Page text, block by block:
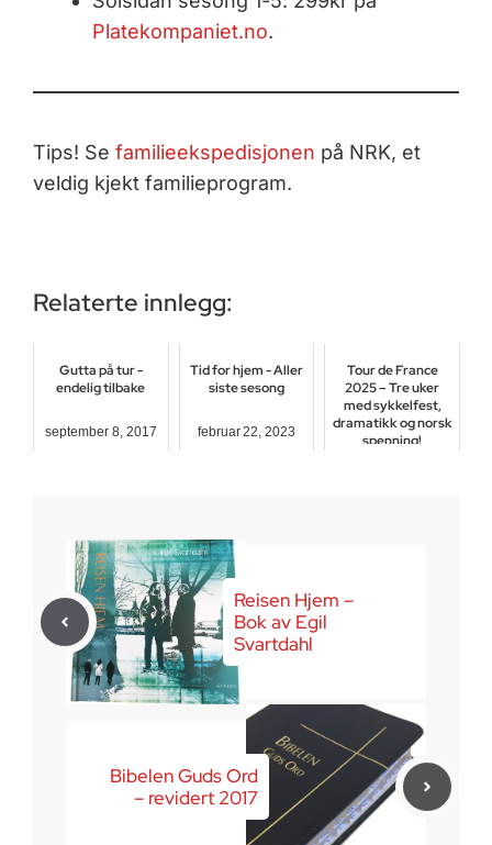
Platekompaniet.no.
Tips! Se familieekspedisjonen på NRK, et
veldig kjekt familieprogram.
Relaterte innlegg:
Gutta på tur -
endelig tilbake
september 8, 2017
Tid for hjem - Aller
siste sesong
februar 22, 2023
Tour de France
2025 – Tre uker
med sykkelfest,
dramatikk og norsk
spenning!
Reisen Hjem –
Bok av Egil
Svartdahl
Bibelen Guds Ord
– revidert 2017